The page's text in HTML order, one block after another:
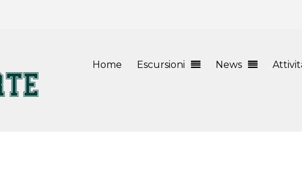
Home Escursioni News